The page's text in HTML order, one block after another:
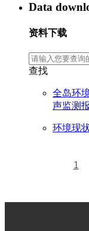
Data
资料下载
查找
全岛环
声监测
环境现
1